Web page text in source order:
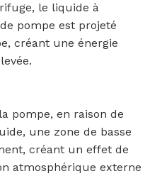
le liquide à
pompe est projeté
créant une énergie
pompe, en raison de
une zone de basse
créant un effet de
atmosphérique externe